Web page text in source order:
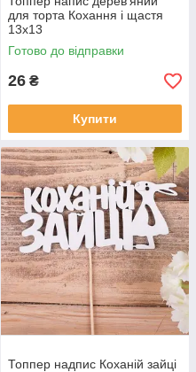
для торта Кохання і щастя
13х13
Готово до відправки
26 ₴
Купити
Топпер надпис Коханій зайці